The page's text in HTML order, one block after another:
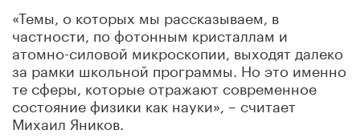
«Темы, о которых мы рассказываем, в
частности, по фотонным кристаллам и
атомно-силовой микроскопии, выходят далеко
за рамки школьной программы. Но это именно
те сферы, которые отражают современное
состояние физики как науки», – считает
Михаил Яников.